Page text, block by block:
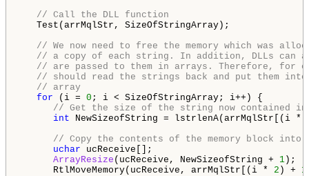
// Call the DLL function
Test(arrMqlStr, SizeOfStringArray);
// We now need to free the memory which was
// a copy of each string. In addition, DLLs can
// are passed to them in arrays. Therefore, for
// should read the strings back and put them
// array
for (i = 0 ; i < SizeOfStringArray; i++) {
// Get the size of the string now contained in
int NewSizeofString = lstrlenA(arrMqlStr[(i *
// Copy the contents of the memory block into
uchar ucReceive[];
ArrayResize (ucReceive, NewSizeofString + 1);
RtlMoveMemory(ucReceive, arrMqlStr[(i * 2 ) + 1